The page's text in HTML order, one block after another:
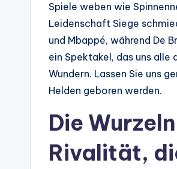
Spiele weben wie
Leidenschaft Siege
und Mbappé, während De
ein Spektakel, das uns alle
Wundern. Lassen Sie uns
Helden geboren werden.
Die
Rivalität,